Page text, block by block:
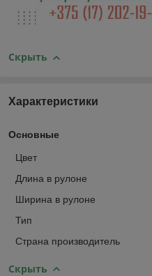
Скрыть
Характеристики
Основные
Цвет
Длина в рулоне
Ширина в рулоне
Тип
Страна производитель
Скрыть